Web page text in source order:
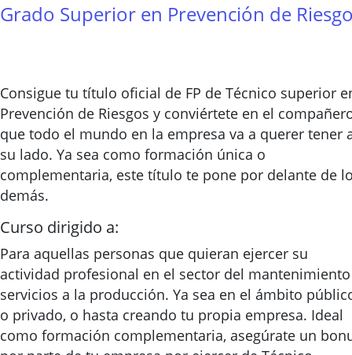
Grado Superior en Prevención de
Consigue tu título oficial de FP de Técnico superior
Prevención de Riesgos y conviértete en el
que todo el mundo en la empresa va a querer tener
su lado. Ya sea como formación única o
complementaria, este título te pone por delante de
demás.
Curso dirigido a:
Para aquellas personas que quieran ejercer su
actividad profesional en el sector del
servicios a la producción. Ya sea en el ámbito
o privado, o hasta creando tu propia empresa. Ideal
como formación complementaria, asegúrate un